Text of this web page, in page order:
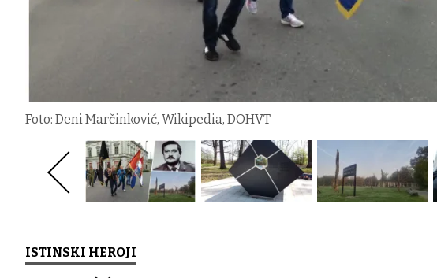
Foto: Deni Marčinković, Wikipedia, DOHVT
ISTINSKI HEROJI